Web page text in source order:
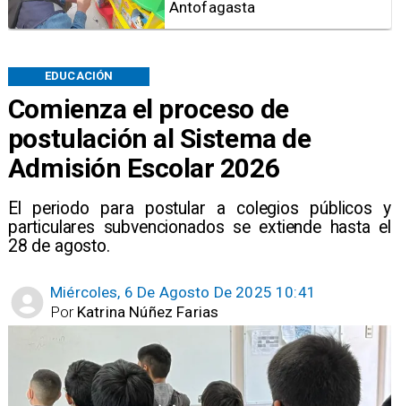
Comienza el proceso de
postulación al Sistema de
Admisión Escolar 2026
El periodo para postular a colegios públicos y
particulares subvencionados se extiende hasta el
28 de agosto.
EDUCACIÓN
Miércoles, 6 De Agosto De 2025 10:41
Katrina Núñez Farias
Por